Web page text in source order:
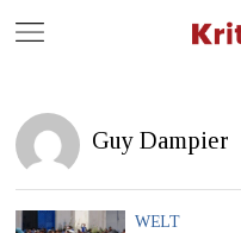
Guy Dampier
WELT